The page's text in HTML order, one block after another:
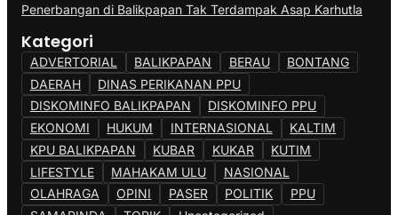
Penerbangan di Balikpapan Tak Terdampak Asap Karhutla
Kategori
ADVERTORIAL BALIKPAPAN BERAU
BONTANG
DAERAH
DINAS PERIKANAN PPU
DISKOMINFO BALIKPAPAN
DISKOMINFO PPU
EKONOMI
HUKUM INTERNASIONAL
KALTIM
KPU BALIKPAPAN
KUBAR KUKAR
KUTIM
LIFESTYLE
MAHAKAM ULU
NASIONAL
OLAHRAGA
OPINI PASER POLITIK
PPU